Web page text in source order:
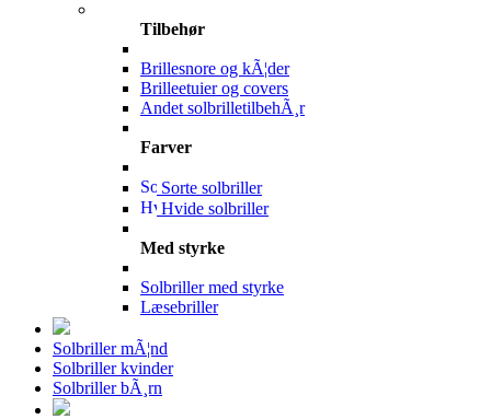
Tilbehør
Brillesnore og kÃ¦der
Brilleetuier og covers
Andet solbrilletilbehÃ¸r
Farver
Sorte solbriller
Hvide solbriller
Med styrke
Solbriller med styrke
Læsebriller
Solbriller mÃ¦nd
Solbriller kvinder
Solbriller bÃ¸rn